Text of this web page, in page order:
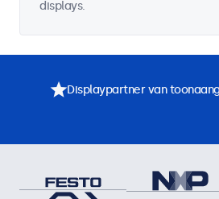
displays.
Displaypartner van